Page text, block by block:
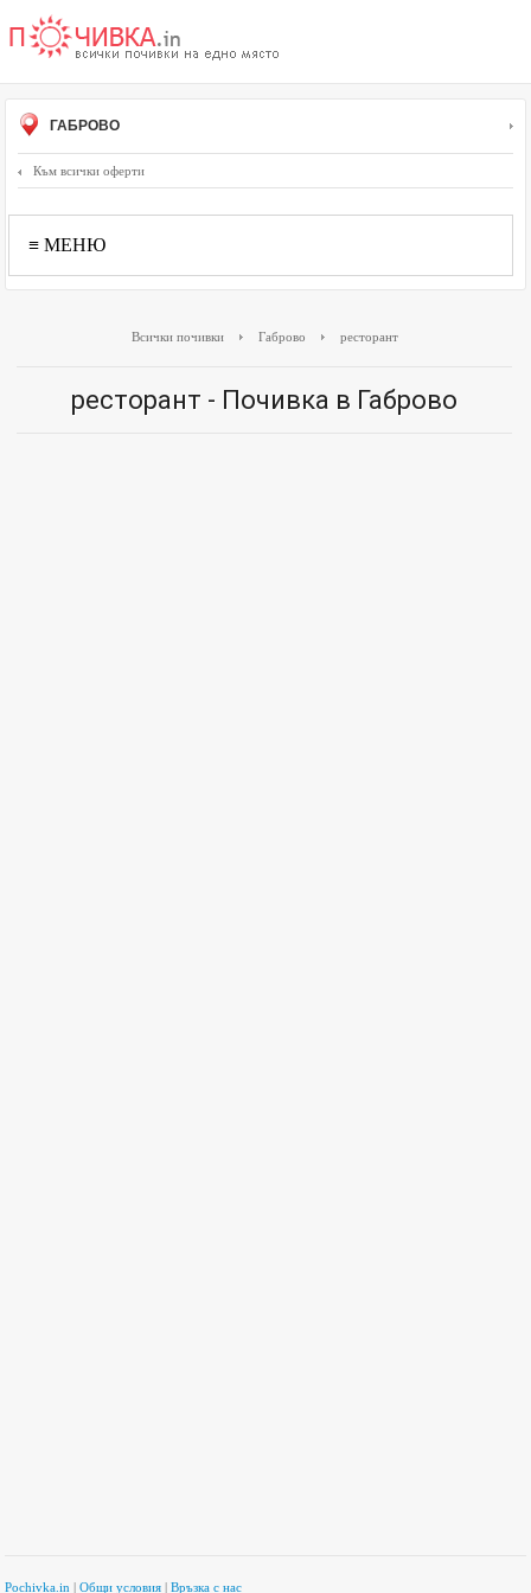
ГАБРОВО
Към всички оферти
≡ МЕНЮ
Всички почивки Габрово ресторант
ресторант - Почивка в Габрово
Pochivka.in |Общи условия |Връзка с нас